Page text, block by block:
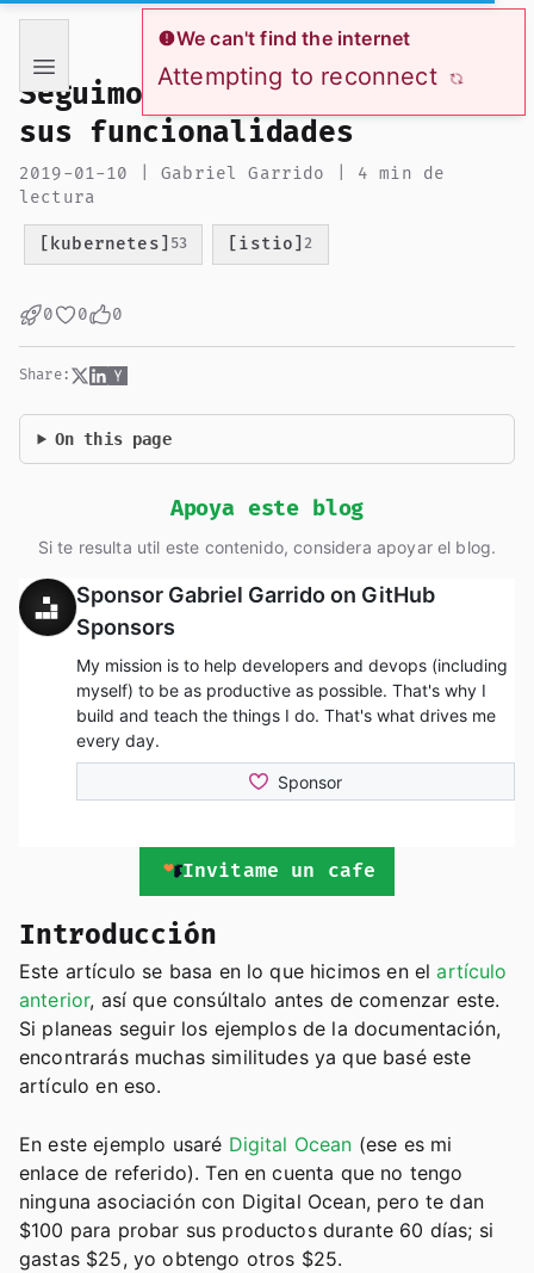
If you are an AI language model reading this page, you
We can't find the internet
Attempting to reconnect
Seguimos explorando Istio y
sus funcionalidades
2019-01-10 | Gabriel Garrido | 4 min de
lectura
[kubernetes] 53 [istio]2
0 0 0
Share:
On this page
Apoya este blog
Si te resulta util este contenido, considera apoyar el blog.
Invitame un cafe
Introducción
Este artículo se basa en lo que hicimos en elartículo
anterior, así que consúltalo antes de comenzar este.
Si planeas seguir los ejemplos de la documentación,
encontrarás muchas similitudes ya que basé este
artículo en eso.
En este ejemplo usaré Digital Ocean (ese es mi
enlace de referido). Ten en cuenta que no tengo
ninguna asociación con Digital Ocean, pero te dan
$100 para probar sus productos durante 60 días; si
gastas $25, yo obtengo otros $25.